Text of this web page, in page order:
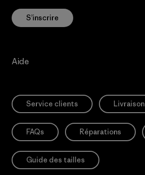
S’inscrire
Aide
Service clients Livraison
FAQs Réparations
Guide des tailles